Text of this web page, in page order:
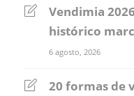
Vendimia
histórico
6 agosto, 2026
20 formas de